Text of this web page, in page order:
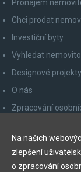
Pronájem
Chci prodat
Investiční byty
Vyhledat
Designové projekty
O nás
Zpracování
Odhlášení z
Na našich
zlepšení
o zpracování